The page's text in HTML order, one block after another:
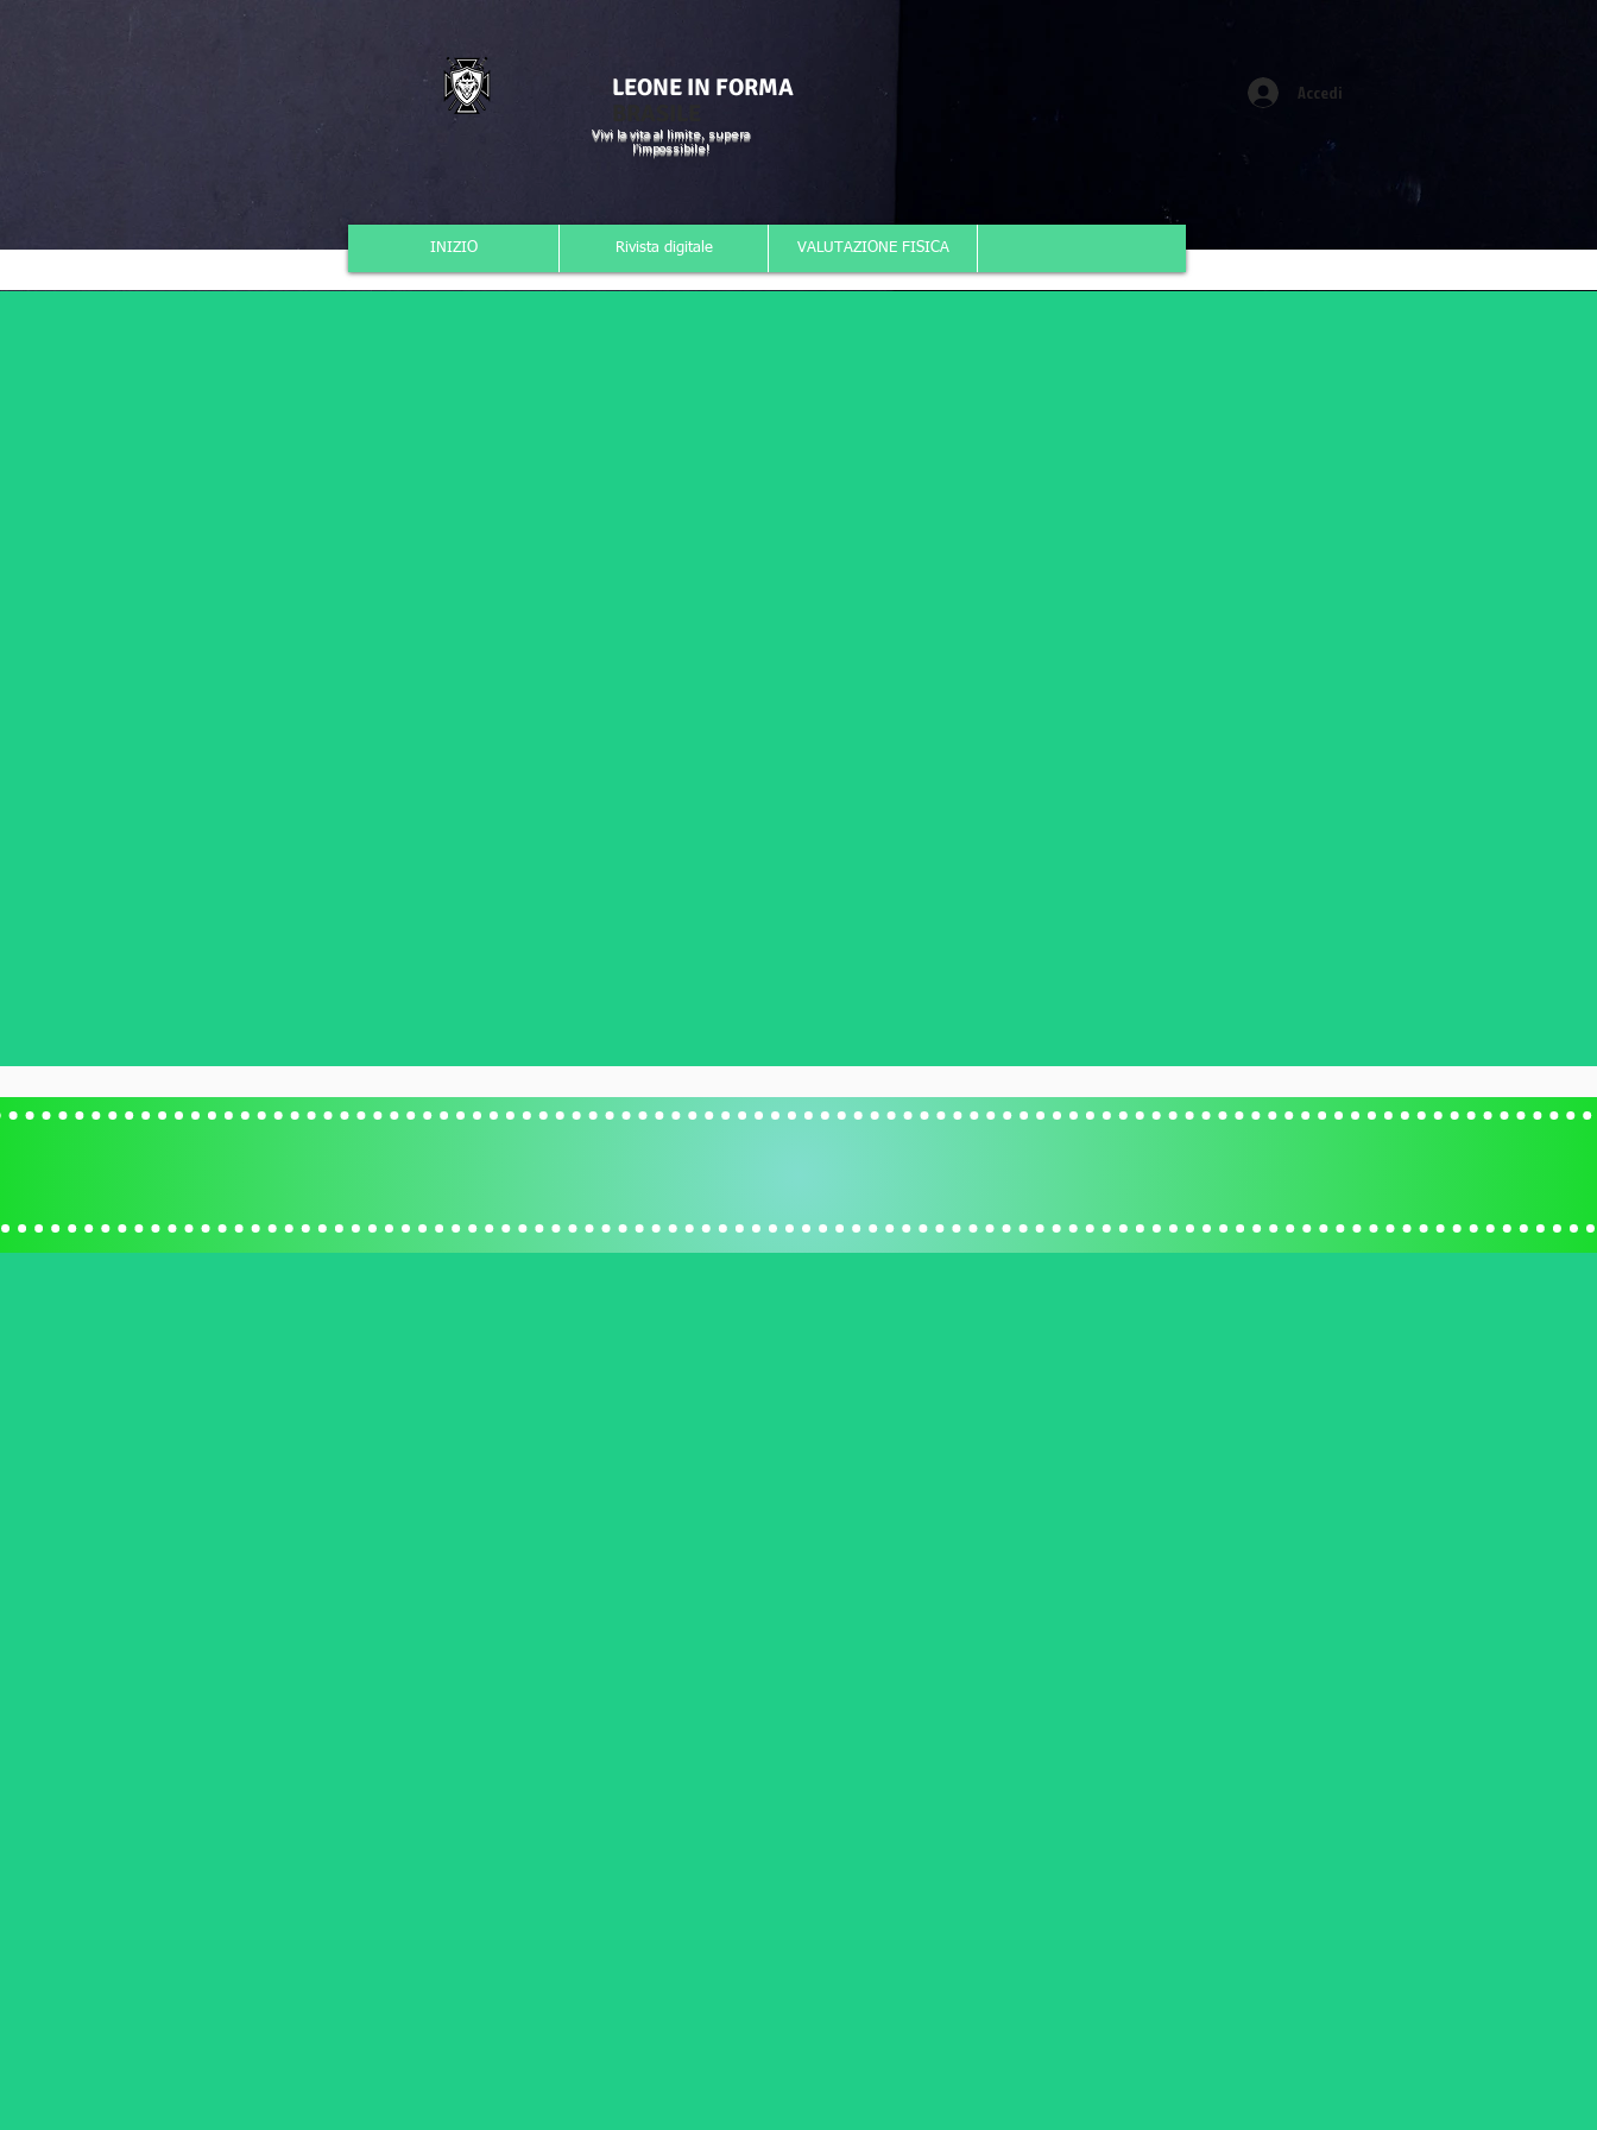
LEONE IN FORMA
Vivi la vita al limite, supera
l'impossibile!
Accedi
INIZIO Rivista digitale VALUTAZIONE FISICA